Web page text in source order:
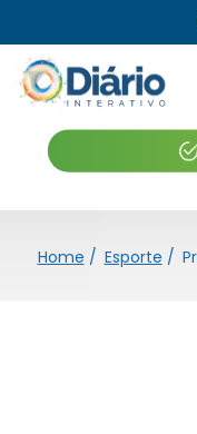
Home / Esporte /